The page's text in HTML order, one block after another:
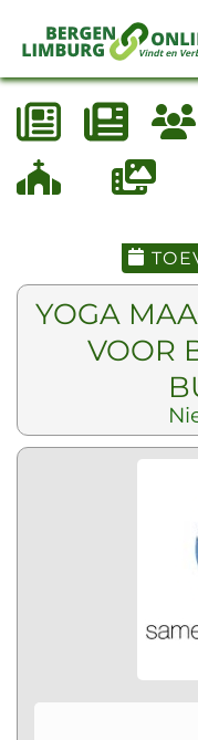
Terug naar
YOGA
VOOR